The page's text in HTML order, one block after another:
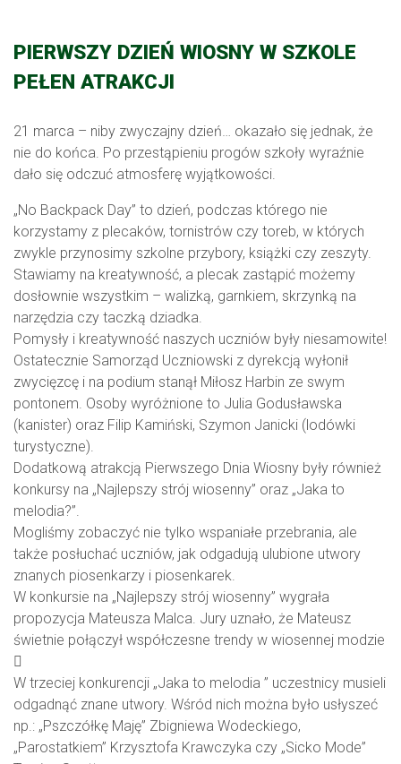
PIERWSZY DZIEŃ WIOSNY W SZKOLE
PEŁEN ATRAKCJI
21 marca – niby zwyczajny dzień… okazało się jednak, że
nie do końca. Po przestąpieniu progów szkoły wyraźnie
dało się odczuć atmosferę wyjątkowości.
„No Backpack Day” to dzień, podczas którego nie
korzystamy z plecaków, tornistrów czy toreb, w których
zwykle przynosimy szkolne przybory, książki czy zeszyty.
Stawiamy na kreatywność, a plecak zastąpić możemy
dosłownie wszystkim – walizką, garnkiem, skrzynką na
narzędzia czy taczką dziadka.
Pomysły i kreatywność naszych uczniów były niesamowite!
Ostatecznie Samorząd Uczniowski z dyrekcją wyłonił
zwycięzcę i na podium stanął Miłosz Harbin ze swym
pontonem. Osoby wyróżnione to Julia Godusławska
(kanister) oraz Filip Kamiński, Szymon Janicki (lodówki
turystyczne).
Dodatkową atrakcją Pierwszego Dnia Wiosny były również
konkursy na „Najlepszy strój wiosenny” oraz „Jaka to
melodia?”.
Mogliśmy zobaczyć nie tylko wspaniałe przebrania, ale
także posłuchać uczniów, jak odgadują ulubione utwory
znanych piosenkarzy i piosenkarek.
W konkursie na „Najlepszy strój wiosenny” wygrała
propozycja Mateusza Malca. Jury uznało, że Mateusz
świetnie połączył współczesne trendy w wiosennej modzie

W trzeciej konkurencji „Jaka to melodia ” uczestnicy musieli
odgadnąć znane utwory. Wśród nich można było usłyszeć
np.: „Pszczółkę Maję” Zbigniewa Wodeckiego,
„Parostatkiem” Krzysztofa Krawczyka czy „Sicko Mode”